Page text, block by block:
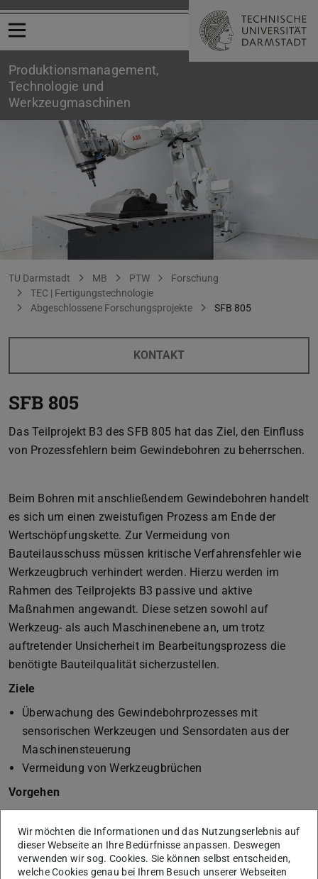
Menü öffnen
Produktionsmanagement,
Technologie und
Werkzeugmaschinen
Sie befinden sich hier:
TU Darmstadt MB PTW
Forschung
TEC | Fertigungstechnologie
Abgeschlossene Forschungsprojekte
SFB 805
KONTAKT
SFB 805
Das Teilprojekt B3 des SFB 805 hat das Ziel, den Einfluss
von Prozessfehlern beim Gewindebohren zu beherrschen.
Beim Bohren mit anschließendem Gewindebohren handelt
es sich um einen zweistufigen Prozess am Ende der
Wertschöpfungskette. Zur Vermeidung von
Bauteilausschuss müssen kritische Verfahrensfehler wie
Werkzeugbruch verhindert werden. Hierzu werden im
Rahmen des Teilprojekts B3 passive und aktive
Maßnahmen angewandt. Diese setzen sowohl auf
Werkzeug- als auch Maschinenebene an, um trotz
auftretender Unsicherheit im Bearbeitungsprozess die
benötigte Bauteilqualität sicherzustellen.
Ziele
Überwachung des Gewindebohrprozesses mit
sensorischen Werkzeugen und Sensordaten aus der
Maschinensteuerung
Vermeidung von Werkzeugbrüchen
Vorgehen
Werkzeughalter zur Identifikation auftretender
Abweichungen vom idealen Gewindebohrprozess
Ableiten robuster Bearbeitungsstrategien zur
Wir möchten die Informationen und das Nutzungserlebnis auf
dieser Webseite an Ihre Bedürfnisse anpassen. Deswegen
verwenden wir sog. Cookies. Sie können selbst entscheiden,
welche Cookies genau bei Ihrem Besuch unserer Webseiten